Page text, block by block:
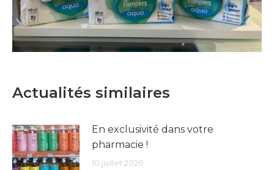
Actualités similaires
En exclusivité dans votre
pharmacie !
10 juillet 2026